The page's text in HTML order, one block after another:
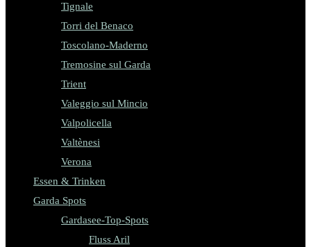
Tignale
Torri del Benaco
Toscolano-Maderno
Tremosine sul Garda
Trient
Valeggio sul Mincio
Valpolicella
Valtènesi
Verona
Essen & Trinken
Garda Spots
Gardasee-Top-Spots
Fluss Aril